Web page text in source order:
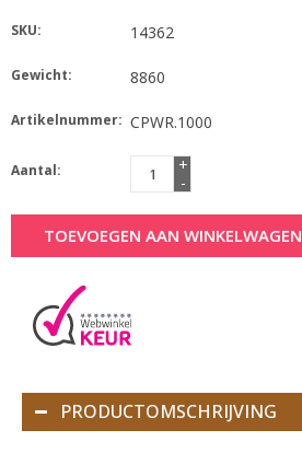
SKU: 14362
Gewicht: 8860
Artikelnummer: CPWR.1000
Aantal:
+
-
TOEVOEGEN AAN WINKELWAGEN
PRODUCTOMSCHRIJVING